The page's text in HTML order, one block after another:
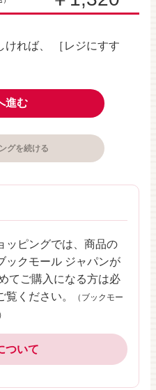
ければ、 ［レジにすす
グを続ける
進む
ッピングでは、商品の
ックモール ジャパンが
てご購入になる方は必
覧ください。
（ブックモー
ついて